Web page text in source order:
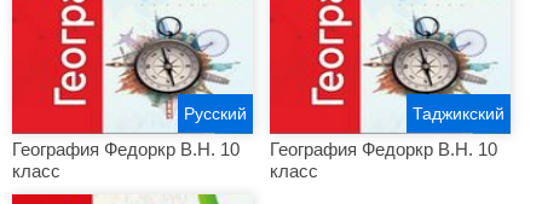
География Федоркр В.Н. 10
класс
Русский
География Федоркр В.Н. 10
класс
Таджикский